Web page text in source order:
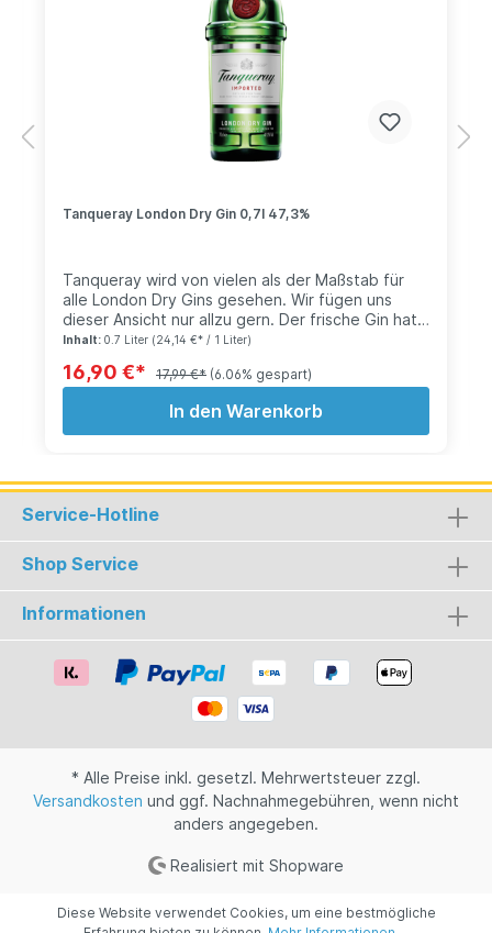
Tanqueray London Dry Gin 0,7l 47,3%
Tanqueray wird von vielen als der Maßstab für
alle London Dry Gins gesehen. Wir fügen uns
dieser Ansicht nur allzu gern. Der frische Gin hat
ein intensives Wacholderaroma, das man für die
Martini-Cocktails braucht. Vielfach ausgezeichnet
als Gin & Tonic. Gewählt zur Nummer Eins der
trendigsten Gins der Welt - von den Worlds 50
Inhalt: 0.7 Liter (24,14 €* / 1 Liter)
16,90 €* 17,99 €* (6.06% gespart)
In den Warenkorb
Service-Hotline
Shop Service
Informationen
* Alle Preise inkl. gesetzl. Mehrwertsteuer zzgl.
Versandkosten und ggf. Nachnahmegebühren, wenn nicht
anders angegeben.
Realisiert mit Shopware
Diese Website verwendet Cookies, um eine bestmögliche